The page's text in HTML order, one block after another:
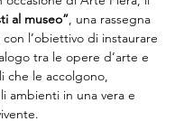
al museo”, una rassegna
con l’obiettivo di instaurare
tra le opere d’arte e
che le accolgono,
ambienti in una vera e